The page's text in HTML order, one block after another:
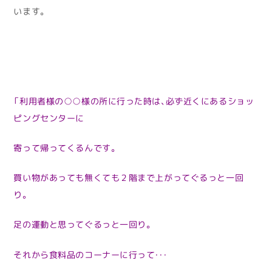
います。
「利用者様の○○様の所に行った時は、必ず近くにあるショッ
ピングセンターに
寄って帰ってくるんです。
買い物があっても無くても２階まで上がってぐるっと一回
り。
足の運動と思ってぐるっと一回り。
それから食料品のコーナーに行って・・・